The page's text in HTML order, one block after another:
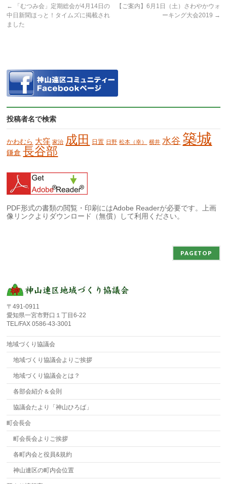
←
「むつみ会」定期総会が4月14日の
中日新聞ほっと！タイムズに掲載され
ました
【ご案内】6月1日（土）さわやかウォ
ーキング大会2019 →
投稿者名で検索
かわむら 大窪 家治 成田 日置 日野 松本（幸） 横井 水谷 築城
鎌倉 長谷部
PDF形式の書類の閲覧・印刷にはAdobe Readerが必要です。上画
像リンクよりダウンロード（無償）して利用ください。
PAGETOP
〒491-0911
愛知県一宮市野口１丁目6-22
TEL/FAX 0586-43-3001
地域づくり協議会
地域づくり協議会よりご挨拶
地域づくり協議会とは？
各部会紹介＆会則
協議会たより「神山ひろば」
町会長会
町会長会よりご挨拶
各町内会と役員&規約
神山連区の町内会位置